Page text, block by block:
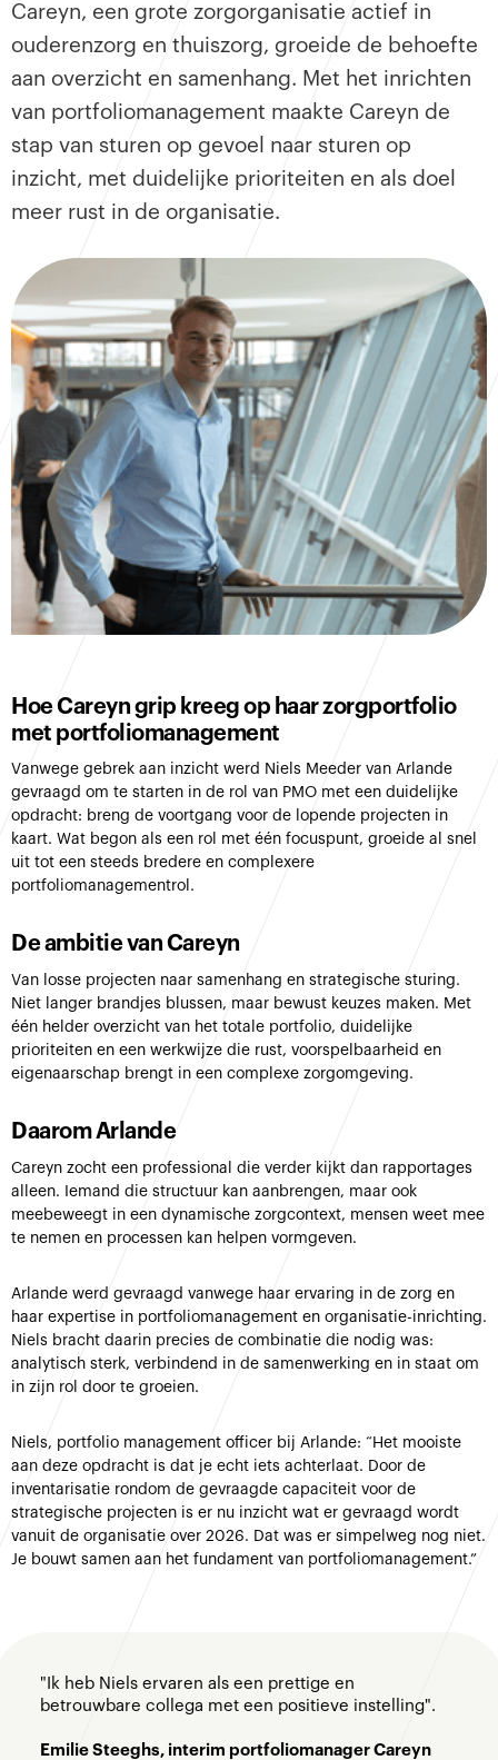
Careyn, een grote zorgorganisatie actief in
ouderenzorg en thuiszorg, groeide de behoefte
aan overzicht en samenhang. Met het inrichten
van portfoliomanagement maakte Careyn de
stap van sturen op gevoel naar sturen op
inzicht, met duidelijke prioriteiten en als doel
meer rust in de organisatie.
Hoe Careyn grip kreeg op haar zorgportfolio
met portfoliomanagement
Vanwege gebrek aan inzicht werd Niels Meeder van Arlande
gevraagd om te starten in de rol van PMO met een duidelijke
opdracht: breng de voortgang voor de lopende projecten in
kaart. Wat begon als een rol met één focuspunt, groeide al snel
uit tot een steeds bredere en complexere
portfoliomanagementrol.
De ambitie van Careyn
Van losse projecten naar samenhang en strategische sturing.
Niet langer brandjes blussen, maar bewust keuzes maken. Met
één helder overzicht van het totale portfolio, duidelijke
prioriteiten en een werkwijze die rust, voorspelbaarheid en
eigenaarschap brengt in een complexe zorgomgeving.
Daarom Arlande
Careyn zocht een professional die verder kijkt dan rapportages
alleen. Iemand die structuur kan aanbrengen, maar ook
meebeweegt in een dynamische zorgcontext, mensen weet mee
te nemen en processen kan helpen vormgeven.
Arlande werd gevraagd vanwege haar ervaring in de zorg en
haar expertise in portfoliomanagement en organisatie-inrichting.
Niels bracht daarin precies de combinatie die nodig was:
analytisch sterk, verbindend in de samenwerking en in staat om
in zijn rol door te groeien.
Niels, portfolio management officer bij Arlande: “Het mooiste
aan deze opdracht is dat je echt iets achterlaat. Door de
inventarisatie rondom de gevraagde capaciteit voor de
strategische projecten is er nu inzicht wat er gevraagd wordt
vanuit de organisatie over 2026. Dat was er simpelweg nog niet.
Je bouwt samen aan het fundament van portfoliomanagement.”
"Ik heb Niels ervaren als een prettige en
betrouwbare collega met een positieve instelling".
Emilie Steeghs, interim portfoliomanager Careyn